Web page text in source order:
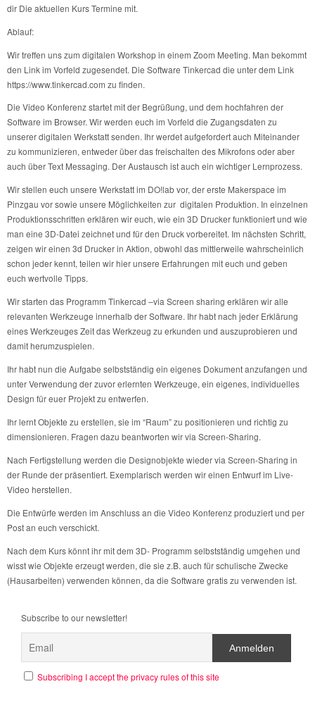
dir Die aktuellen Kurs Termine mit.
Ablauf:
Wir treffen uns zum digitalen Workshop in einem Zoom Meeting. Man bekommt
den Link im Vorfeld zugesendet. Die Software Tinkercad die unter dem Link
https://www.tinkercad.com zu finden.
Die Video Konferenz startet mit der Begrüßung, und dem hochfahren der
Software im Browser. Wir werden euch im Vorfeld die Zugangsdaten zu
unserer digitalen Werkstatt senden. Ihr werdet aufgefordert auch Miteinander
zu kommunizieren, entweder über das freischalten des Mikrofons oder aber
auch über Text Messaging. Der Austausch ist auch ein wichtiger Lernprozess.
Wir stellen euch unsere Werkstatt im DO!lab vor, der erste Makerspace im
Pinzgau vor sowie unsere Möglichkeiten zur digitalen Produktion. In einzelnen
Produktionsschritten erklären wir euch, wie ein 3D Drucker funktioniert und wie
man eine 3D-Datei zeichnet und für den Druck vorbereitet. Im nächsten Schritt,
zeigen wir einen 3d Drucker in Aktion, obwohl das mittlerweile wahrscheinlich
schon jeder kennt, teilen wir hier unsere Erfahrungen mit euch und geben
euch wertvolle Tipps.
Wir starten das Programm Tinkercad –via Screen sharing erklären wir alle
relevanten Werkzeuge innerhalb der Software. Ihr habt nach jeder Erklärung
eines Werkzeuges Zeit das Werkzeug zu erkunden und auszuprobieren und
damit herumzuspielen.
Ihr habt nun die Aufgabe selbstständig ein eigenes Dokument anzufangen und
unter Verwendung der zuvor erlernten Werkzeuge, ein eigenes, individuelles
Design für euer Projekt zu entwerfen.
Ihr lernt Objekte zu erstellen, sie im “Raum” zu positionieren und richtig zu
dimensionieren. Fragen dazu beantworten wir via Screen-Sharing.
Nach Fertigstellung werden die Designobjekte wieder via Screen-Sharing in
der Runde der präsentiert. Exemplarisch werden wir einen Entwurf im Live-
Video herstellen.
Die Entwürfe werden im Anschluss an die Video Konferenz produziert und per
Post an euch verschickt.
Nach dem Kurs könnt ihr mit dem 3D- Programm selbstständig umgehen und
wisst wie Objekte erzeugt werden, die sie z.B. auch für schulische Zwecke
(Hausarbeiten) verwenden können, da die Software gratis zu verwenden ist.
Subscribe to our newsletter!
Subscribing I accept the privacy rules of this site